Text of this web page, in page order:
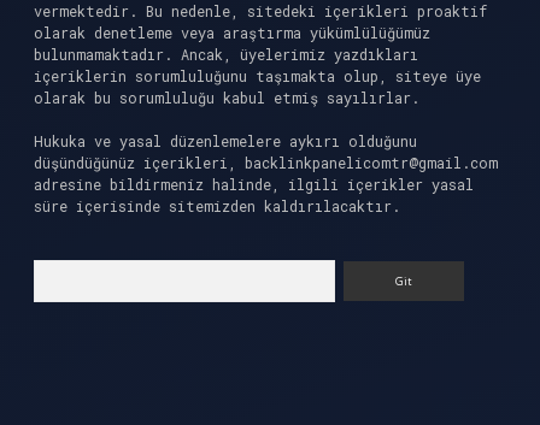
vermektedir. Bu nedenle, sitedeki içerikleri proaktif
olarak denetleme veya araştırma yükümlülüğümüz
bulunmamaktadır. Ancak, üyelerimiz yazdıkları
içeriklerin sorumluluğunu taşımakta olup, siteye üye
olarak bu sorumluluğu kabul etmiş sayılırlar.
Hukuka ve yasal düzenlemelere aykırı olduğunu
düşündüğünüz içerikleri, backlinkpanelicomtr@gmail.com
adresine bildirmeniz halinde, ilgili içerikler yasal
süre içerisinde sitemizden kaldırılacaktır.